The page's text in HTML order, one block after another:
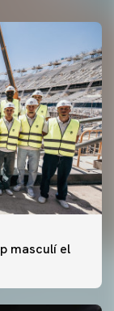
masculí el